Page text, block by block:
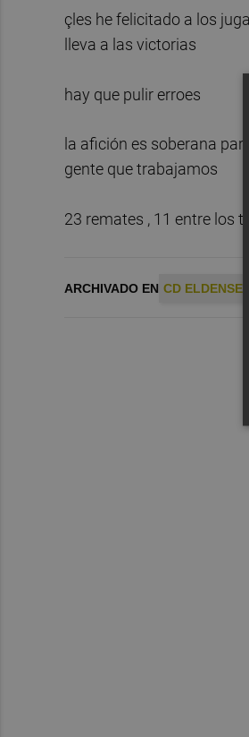
çles he felicitado a los
lleva a las victorias
hay que pulir erroes
la afición es soberana
gente que trabajamos
23 remates , 11 entre los
ARCHIVADO EN CD ELDENSE